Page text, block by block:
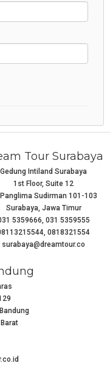
Tour Surabaya
Gedung Intiland Surabaya
1st Floor, Suite 12
Sudirman 101-103
Surabaya, Jawa Timur
5359666, 031 5359555
0818321554
surabaya@dreamtour.co